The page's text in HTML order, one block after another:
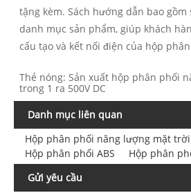
tặng kèm. Sách hướng dẫn bao gồm
danh mục sản phẩm, giúp khách
cấu tạo và kết nối điện của hộp
Thẻ nóng: Sản xuất hộp phân phối
trong 1 ra 500V DC
Danh mục liên quan
Hộp phân phối năng lượng mặt trời
Hộp phân phối ABS
Hộp phân
Gửi yêu cầu